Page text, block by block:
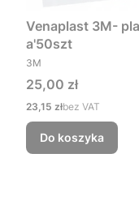
Venaplast 3M-
a'50szt
PRODUCENT
3M
Cena
25,00 zł
Cena
23,15 złbez VAT
Do koszyka